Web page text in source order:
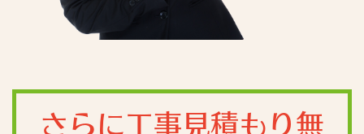
さらに工事見積もり無